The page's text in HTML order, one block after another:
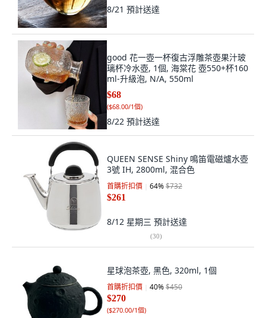
8/21 預計送達
good 花一壺一杯復古浮雕茶壺果汁玻
璃杯冷水壺, 1個, 海棠花 壺550+杯160
ml-升級泡, N/A, 550ml
$68
($68.00/1個)
8/22 預計送達
QUEEN SENSE Shiny 鳴笛電磁爐水壺
3號 IH, 2800ml, 混合色
首購折扣價 64%$732
$261
8/12 星期三 預計送達
(30)
星球泡茶壺, 黑色, 320ml, 1個
首購折扣價 40%$450
$270
($270.00/1個)